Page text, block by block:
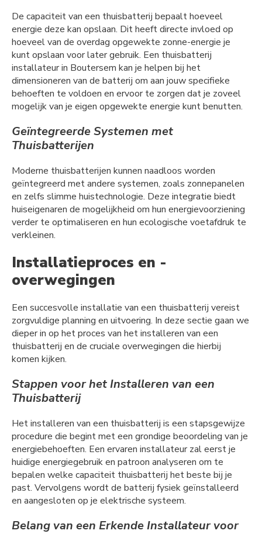
De capaciteit van een thuisbatterij bepaalt hoeveel
energie deze kan opslaan. Dit heeft directe invloed op
hoeveel van de overdag opgewekte zonne-energie je
kunt opslaan voor later gebruik. Een thuisbatterij
installateur in Boutersem kan je helpen bij het
dimensioneren van de batterij om aan jouw specifieke
behoeften te voldoen en ervoor te zorgen dat je zoveel
mogelijk van je eigen opgewekte energie kunt benutten.
Geïntegreerde Systemen met
Thuisbatterijen
Moderne thuisbatterijen kunnen naadloos worden
geïntegreerd met andere systemen, zoals zonnepanelen
en zelfs slimme huistechnologie. Deze integratie biedt
huiseigenaren de mogelijkheid om hun energievoorziening
verder te optimaliseren en hun ecologische voetafdruk te
verkleinen.
Installatieproces en -
overwegingen
Een succesvolle installatie van een thuisbatterij vereist
zorgvuldige planning en uitvoering. In deze sectie gaan we
dieper in op het proces van het installeren van een
thuisbatterij en de cruciale overwegingen die hierbij
komen kijken.
Stappen voor het Installeren van een
Thuisbatterij
Het installeren van een thuisbatterij is een stapsgewijze
procedure die begint met een grondige beoordeling van je
energiebehoeften. Een ervaren installateur zal eerst je
huidige energiegebruik en patroon analyseren om te
bepalen welke capaciteit thuisbatterij het beste bij je
past. Vervolgens wordt de batterij fysiek geïnstalleerd
en aangesloten op je elektrische systeem.
Belang van een Erkende Installateur voor